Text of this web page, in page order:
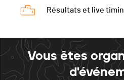
Résultats et live
Vous êtes